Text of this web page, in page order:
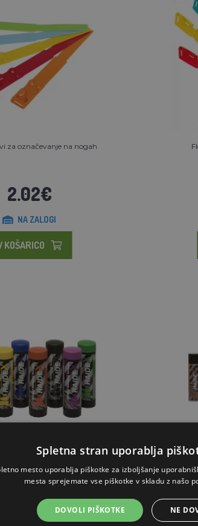
za označevanje na nogah
2.02€
NA ZALOGI
KOŠARICO
kreda, za živali
1.76€
Sprej za
Spletna stran uporablja
mesto uporablja piškotke za izboljšanje
mesta sprejemate vse piškotke v skladu z našo
DOVOLI PIŠKOTKE NE